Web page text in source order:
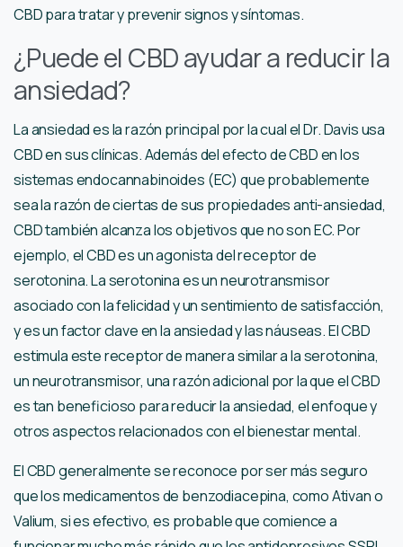
CBD para tratar y prevenir signos y síntomas.
¿Puede el CBD ayudar a reducir la
ansiedad?
La ansiedad es la razón principal por la cual el Dr. Davis usa
CBD en sus clínicas. Además del efecto de CBD en los
sistemas endocannabinoides (EC) que probablemente
sea la razón de ciertas de sus propiedades anti-ansiedad,
CBD también alcanza los objetivos que no son EC. Por
ejemplo, el CBD es un agonista del receptor de
serotonina. La serotonina es un neurotransmisor
asociado con la felicidad y un sentimiento de satisfacción,
y es un factor clave en la ansiedad y las náuseas. El CBD
estimula este receptor de manera similar a la serotonina,
un neurotransmisor, una razón adicional por la que el CBD
es tan beneficioso para reducir la ansiedad, el enfoque y
otros aspectos relacionados con el bienestar mental.
El CBD generalmente se reconoce por ser más seguro
que los medicamentos de benzodiacepina, como Ativan o
Valium, si es efectivo, es probable que comience a